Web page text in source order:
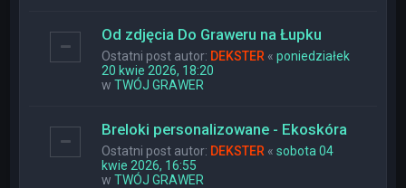
Od zdjęcia Do Graweru na Łupku
Ostatni post autor: DEKSTER «poniedziałek
20 kwie 2026, 18:20
wTWÓJ GRAWER
Breloki personalizowane - Ekoskóra
Ostatni post autor: DEKSTER «sobota 04
kwie 2026, 16:55
wTWÓJ GRAWER